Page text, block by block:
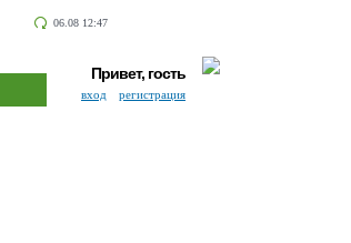
06.08 12:47
Привет, гость
вход регистрация